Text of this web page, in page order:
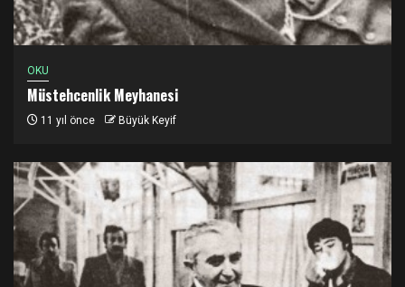
OKU
Müstehcenlik Meyhanesi
11 yıl önce Büyük Keyif